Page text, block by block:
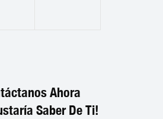
Ahora
Saber De Ti!